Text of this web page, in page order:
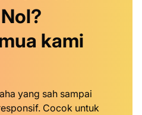
kami
yang sah sampai
Cocok untuk